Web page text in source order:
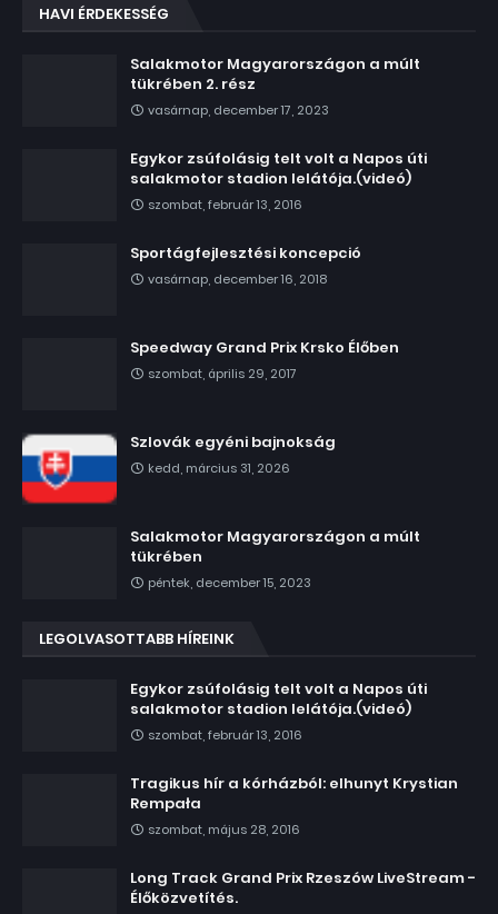
HAVI ÉRDEKESSÉG
Salakmotor Magyarországon a múlt
tükrében 2. rész
vasárnap, december 17, 2023
Egykor zsúfolásig telt volt a Napos úti
salakmotor stadion lelátója.(videó)
szombat, február 13, 2016
Sportágfejlesztési koncepció
vasárnap, december 16, 2018
Speedway Grand Prix Krsko Élőben
szombat, április 29, 2017
Szlovák egyéni bajnokság
kedd, március 31, 2026
Salakmotor Magyarországon a múlt
tükrében
péntek, december 15, 2023
LEGOLVASOTTABB HÍREINK
Egykor zsúfolásig telt volt a Napos úti
salakmotor stadion lelátója.(videó)
szombat, február 13, 2016
Tragikus hír a kórházból: elhunyt Krystian
Rempała
szombat, május 28, 2016
Long Track Grand Prix Rzeszów LiveStream -
Élőközvetítés.